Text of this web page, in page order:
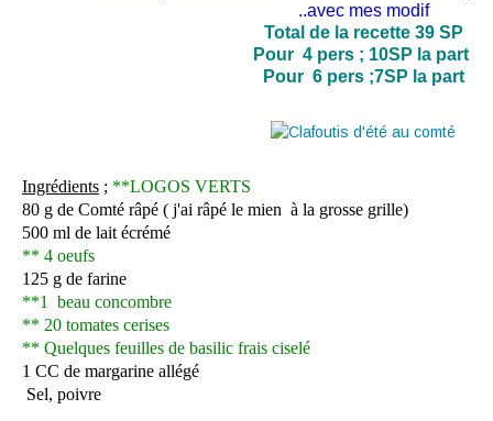
..avec mes modif
Total de la recette 39 SP
Pour 4 pers ; 10SP la part
Pour 6 pers ;7SP la part
Ingrédients ; **LOGOS VERTS
80 g de Comté râpé ( j'ai râpé le mien à la grosse grille)
500 ml de lait écrémé
** 4 oeufs
125 g de farine
**1 beau concombre
** 20 tomates cerises
** Quelques feuilles de basilic frais ciselé
1 CC de margarine allégé
Sel, poivre